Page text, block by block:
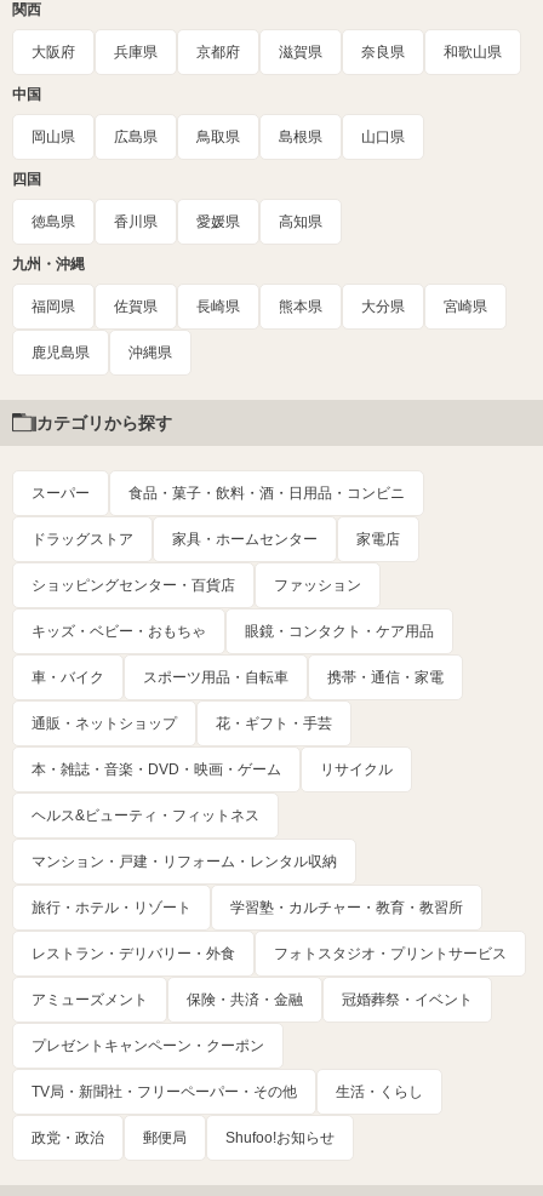
関西
大阪府 兵庫県 京都府 滋賀県 奈良県 和歌山県
中国
岡山県 広島県 鳥取県 島根県 山口県
四国
徳島県 香川県 愛媛県 高知県
九州・沖縄
福岡県 佐賀県 長崎県 熊本県 大分県 宮崎県
鹿児島県 沖縄県
カテゴリから探す
スーパー 食品・菓子・飲料・酒・日用品・コンビニ
ドラッグストア 家具・ホームセンター 家電店
ショッピングセンター・百貨店 ファッション
キッズ・ベビー・おもちゃ 眼鏡・コンタクト・ケア用品
車・バイク スポーツ用品・自転車 携帯・通信・家電
通販・ネットショップ 花・ギフト・手芸
本・雑誌・音楽・DVD・映画・ゲーム リサイクル
ヘルス&ビューティ・フィットネス
マンション・戸建・リフォーム・レンタル収納
旅行・ホテル・リゾート 学習塾・カルチャー・教育・教習所
レストラン・デリバリー・外食 フォトスタジオ・プリントサービス
アミューズメント 保険・共済・金融 冠婚葬祭・イベント
プレゼントキャンペーン・クーポン
TV局・新聞社・フリーペーパー・その他 生活・くらし
政党・政治 郵便局 Shufoo!お知らせ